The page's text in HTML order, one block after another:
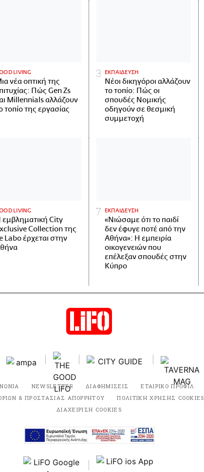
LIVING
νέα οπτική της
Πώς Gen Zs
Millennials αλλάζουν
τοπίο της εργασίας
ΕΚΠΑΙΔΕΥΣΗ
Νέοι δικηγόροι αλλάζουν
το τοπίο: Πώς οι
σπουδές Νομικής
οδηγούν σε θεσμική
συμμετοχή
LIVING
εμβληματική City
Collection της
Labo έρχεται στην
ΕΚΠΑΙΔΕΥΣΗ
«Νιώσαμε ότι το παιδί
δεν έφυγε ποτέ από την
Αθήνα»: Η εμπειρία
οικογενειών που
επέλεξαν σπουδές στην
Κύπρο
NEWSLETTER ΔΙΑΦΗΜΙΣΕΙΣ ΕΤΑΙΡΙΚΟ ΠΡΟΦΙΛ
& ΠΡΟΣΤΑΣΙΑΣ ΑΠΟΡΡΗΤΟΥ
ΠΟΛΙΤΙΚΗ ΧΡΗΣΗΣ COOKIES
ΔΙΑΧΕΙΡΙΣΗ COOKIES